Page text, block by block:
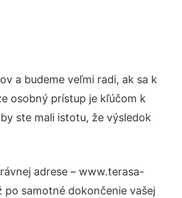
a budeme veľmi radi, ak sa k
osobný prístup je kľúčom k
ste mali istotu, že výsledok
adrese – www.terasa-
samotné dokončenie vašej